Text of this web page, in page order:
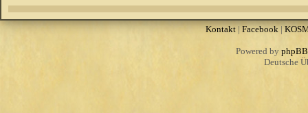
Kontakt|Facebook|
Powered by phpBB
Deutsche